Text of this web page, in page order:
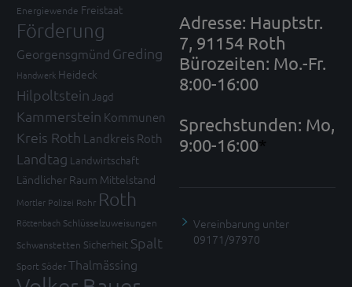
Energiewende Freistaat
Förderung
Georgensgmünd Greding
Handwerk Heideck
Hilpoltstein Jagd
Kammerstein Kommunen
Kreis Roth Landkreis Roth
Landtag Landwirtschaft
Ländlicher Raum Mittelstand
Mortler Polizei Rohr Roth
Röttenbach Schlüsselzuweisungen
Schwanstetten Sicherheit Spalt
Sport SöderThalmässing
Adresse: Hauptstr.
7, 91154 Roth
Bürozeiten: Mo.-Fr.
8:00-16:00
Sprechstunden: Mo,
9:00-16:00*
Vereinbarung unter
09171/97970